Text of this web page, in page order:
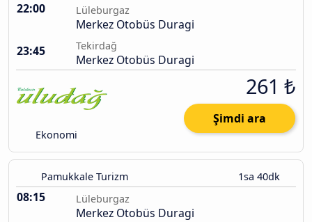
22:00 Lüleburgaz
Merkez Otobüs Duragi
23:45
Tekirdağ
Merkez Otobüs Duragi
Ekonomi
261 ₺
Şimdi ara
Pamukkale Turizm 1sa 40dk
08:15 Lüleburgaz
Merkez Otobüs Duragi